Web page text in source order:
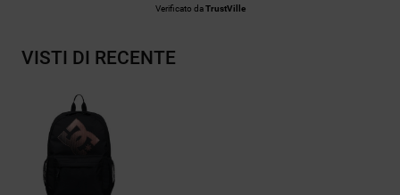
Verificato daTrustVille
VISTI DI RECENTE